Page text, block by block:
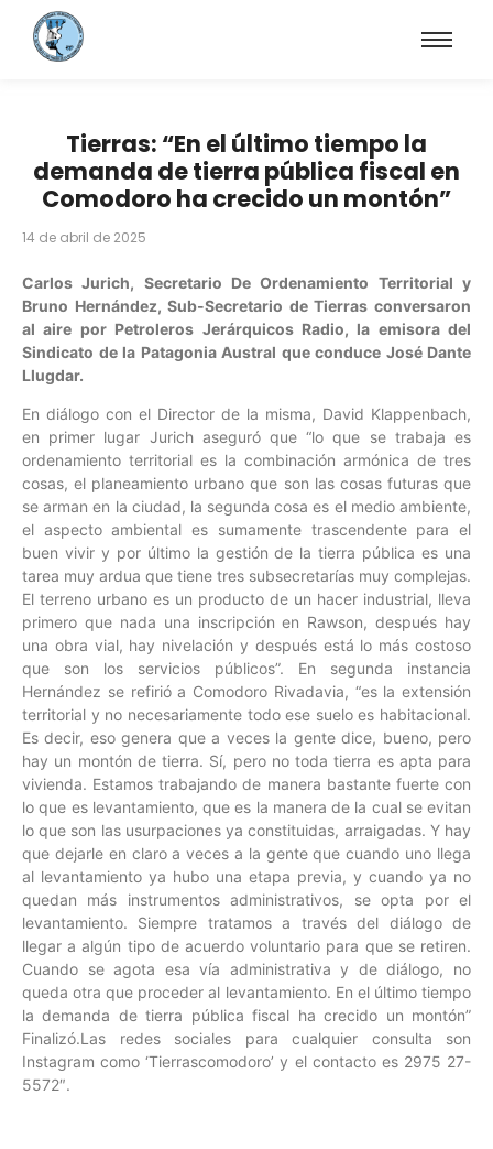
Tierras: “En el último tiempo la
demanda de tierra pública fiscal en
Comodoro ha crecido un montón”
14 de abril de 2025
Carlos Jurich, Secretario De Ordenamiento Territorial y
Bruno Hernández, Sub-Secretario de Tierras conversaron
al aire por Petroleros Jerárquicos Radio, la emisora del
Sindicato de la Patagonia Austral que conduce José Dante
Llugdar.
En diálogo con el Director de la misma, David Klappenbach,
en primer lugar Jurich aseguró que “lo que se trabaja es
ordenamiento territorial es la combinación armónica de tres
cosas, el planeamiento urbano que son las cosas futuras que
se arman en la ciudad, la segunda cosa es el medio ambiente,
el aspecto ambiental es sumamente trascendente para el
buen vivir y por último la gestión de la tierra pública es una
tarea muy ardua que tiene tres subsecretarías muy complejas.
El terreno urbano es un producto de un hacer industrial, lleva
primero que nada una inscripción en Rawson, después hay
una obra vial, hay nivelación y después está lo más costoso
que son los servicios públicos”. En segunda instancia
Hernández se refirió a Comodoro Rivadavia, “es la extensión
territorial y no necesariamente todo ese suelo es habitacional.
Es decir, eso genera que a veces la gente dice, bueno, pero
hay un montón de tierra. Sí, pero no toda tierra es apta para
vivienda. Estamos trabajando de manera bastante fuerte con
lo que es levantamiento, que es la manera de la cual se evitan
lo que son las usurpaciones ya constituidas, arraigadas. Y hay
que dejarle en claro a veces a la gente que cuando uno llega
al levantamiento ya hubo una etapa previa, y cuando ya no
quedan más instrumentos administrativos, se opta por el
levantamiento. Siempre tratamos a través del diálogo de
llegar a algún tipo de acuerdo voluntario para que se retiren.
Cuando se agota esa vía administrativa y de diálogo, no
queda otra que proceder al levantamiento. En el último tiempo
la demanda de tierra pública fiscal ha crecido un montón”
Finalizó.Las redes sociales para cualquier consulta son
Instagram como ‘Tierrascomodoro’ y el contacto es 2975 27-
5572″.